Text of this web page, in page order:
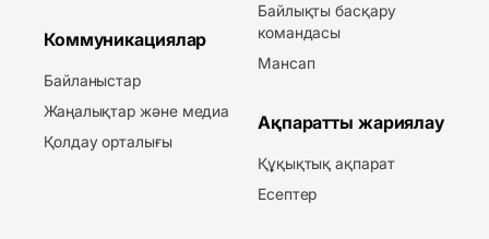
Коммуникациялар
Байланыстар
Жаңалықтар және медиа
Қолдау орталығы
Байлықты басқару
командасы
Мансап
Ақпаратты жариялау
Құқықтық ақпарат
Есептер